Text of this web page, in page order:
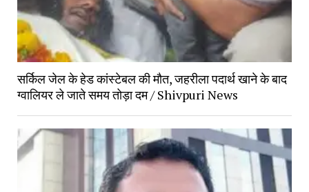
सर्किल जेल के हेड कांस्टेबल की मौत, जहरीला पदार्थ खाने के बाद
ग्वालियर ले जाते समय तोड़ा दम / Shivpuri News